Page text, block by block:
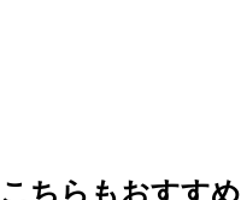
こちらもおすすめ